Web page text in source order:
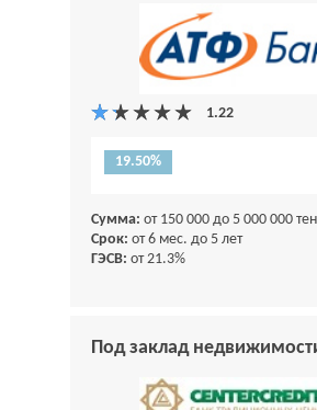
19.50%
Сумма: от 150 000 до 5 000 000
Срок: от 6 мес. до 5 лет
ГЭСВ: от 21.3%
Под заклад